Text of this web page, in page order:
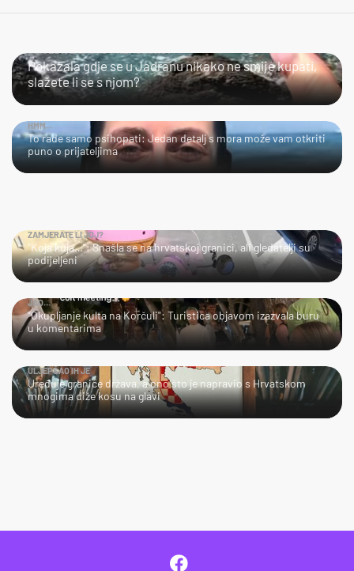
Pokazala gdje se u Jadranu nikako ne smije kupati,
slažete li se s njom?
HMM…
To rade samo psihopati: Jedan detalj s mora može vam otkriti
puno o prijateljima
ZAMJERATE LI JOJ?
"Koja kuja…": Snašla se na hrvatskoj granici, ali gledatelji su
podijeljeni
JAO…
"Okupljanje kulta na Korčuli": Turistica objavom izazvala buru
u komentarima
ULJEPŠAO IH JE
Uređuje granice država, a ono što je napravio s Hrvatskom
mnogima diže kosu na glavi